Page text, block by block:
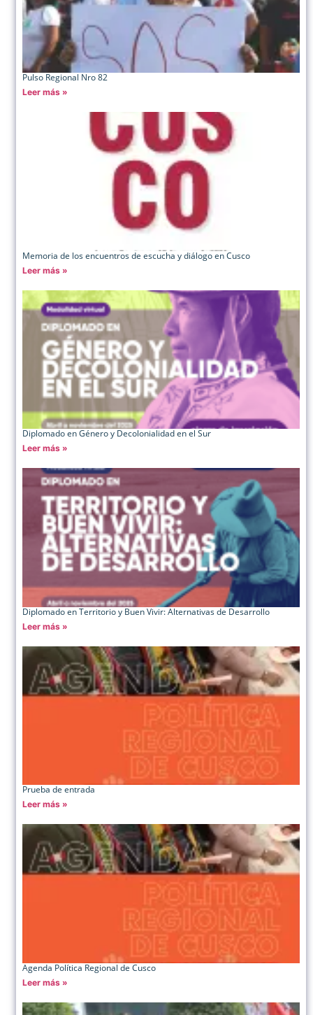
Pulso Regional Nro 82
Leer más »
Memoria de los encuentros de escucha y diálogo en Cusco
Leer más »
Diplomado en Género y Decolonialidad en el Sur
Leer más »
Diplomado en Territorio y Buen Vivir: Alternativas de Desarrollo
Leer más »
Prueba de entrada
Leer más »
Agenda Política Regional de Cusco
Leer más »